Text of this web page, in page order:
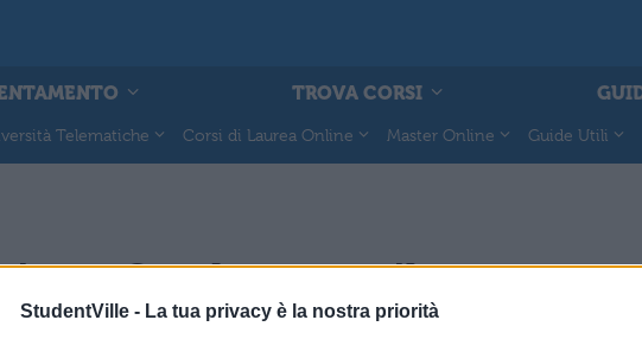
StudentVille - La tua privacy è la nostra priorità
TROVA CORSI
Telematiche Corsi di Laurea Online Master Online Guide Utili
- Quaderno per il recupero